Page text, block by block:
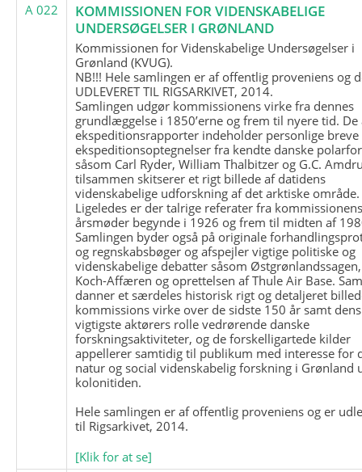
A 022
KOMMISSIONEN FOR VIDENSKABELIGE
UNDERSØGELSER I GRØNLAND
Kommissionen for Videnskabelige Undersøgelser i
Grønland (KVUG).
NB!!! Hele samlingen er af offentlig proveniens og
UDLEVERET TIL RIGSARKIVET, 2014.
Samlingen udgør kommissionens virke fra dennes
grundlæggelse i 1850’erne og frem til nyere tid.
ekspeditionsrapporter indeholder personlige breve
ekspeditionsoptegnelser fra kendte danske
såsom Carl Ryder, William Thalbitzer og G.C.
tilsammen skitserer et rigt billede af datidens
videnskabelige udforskning af det arktiske område.
Ligeledes er der talrige referater fra
årsmøder begynde i 1926 og frem til midten af
Samlingen byder også på originale
og regnskabsbøger og afspejler vigtige politiske og
videnskabelige debatter såsom
Koch-Affæren og oprettelsen af Thule Air Base.
danner et særdeles historisk rigt og detaljeret
kommissions virke over de sidste 150 år samt dens
vigtigste aktørers rolle vedrørende danske
forskningsaktiviteter, og de forskelligartede kilder
appellerer samtidig til publikum med interesse for
natur og social videnskabelig forskning i Grønland
kolonitiden.
Hele samlingen er af offentlig proveniens og er
til Rigsarkivet, 2014.
[Klik for at se]